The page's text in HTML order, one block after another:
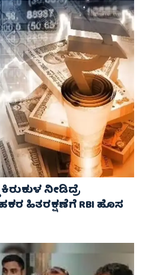
ನೀಡಿದ್ರೆ
ಹಿತರಕ್ಷಣೆಗೆ RBI ಹೊಸ